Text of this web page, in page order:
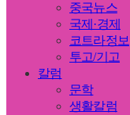
중국뉴스
국제·경제
코트라정보
투고/기고
칼럼
문학
생활칼럼